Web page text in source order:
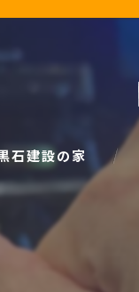
石建設の家
ッシブデザイン